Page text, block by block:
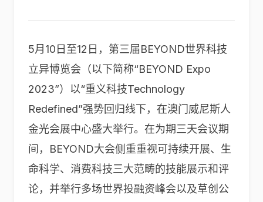
5月10日至12日，第三届BEYOND世界科技
立异博览会（以下简称“BEYOND Expo
2023”）以“重义科技Technology
Redefined”强势回归线下，在澳门威尼斯人
金光会展中心盛大举行。在为期三天会议期
间，BEYOND大会侧重重视可持续开展、生
命科学、消费科技三大范畴的技能展示和评
论，并举行多场世界投融资峰会以及草创公